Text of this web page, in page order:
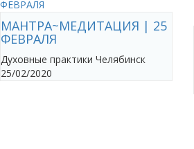
МАНТРА~МЕДИТАЦИЯ | 25
ФЕВРАЛЯ
Духовные практики Челябинск
25/02/2020